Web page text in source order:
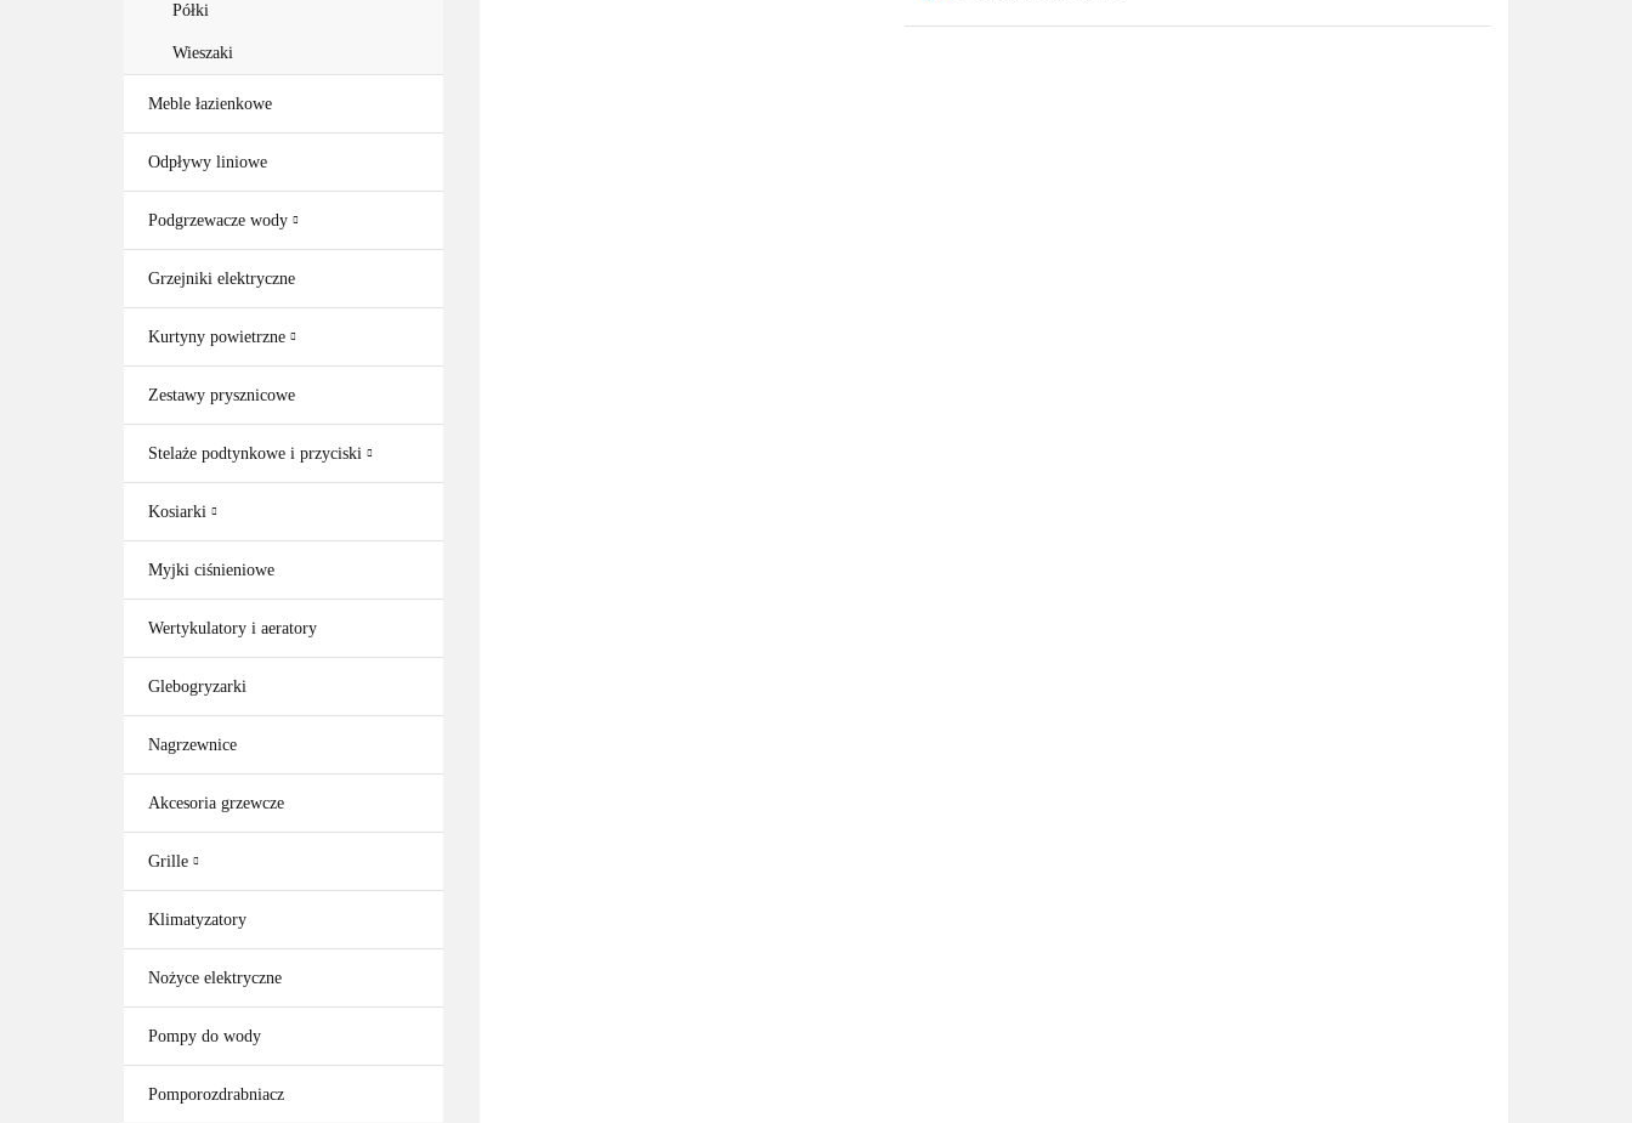
Półki
Wieszaki
Meble łazienkowe
Odpływy liniowe
Podgrzewacze wody
Grzejniki elektryczne
Kurtyny powietrzne
Zestawy prysznicowe
Stelaże podtynkowe i przyciski
Kosiarki
Myjki ciśnieniowe
Wertykulatory i aeratory
Glebogryzarki
Nagrzewnice
Akcesoria grzewcze
Grille
Klimatyzatory
Nożyce elektryczne
Pompy do wody
Pomporozdrabniacz